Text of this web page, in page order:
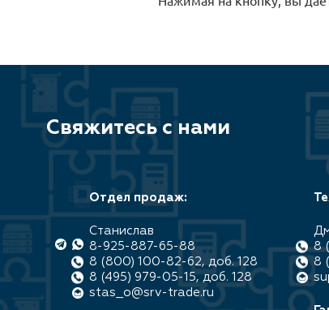
Свяжитесь с нами
Отдел продаж:
Станислав
8-925-887-65-88
8 (800) 100-82-62, доб. 128
8 (495) 979-05-15, доб. 128
stas_o@srv-trade.ru
8
8